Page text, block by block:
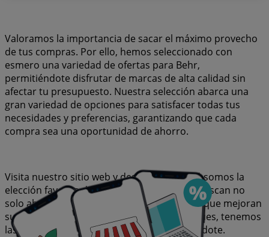
Valoramos la importancia de sacar el máximo provecho
de tus compras. Por ello, hemos seleccionado con
esmero una variedad de ofertas para Behr,
permitiéndote disfrutar de marcas de alta calidad sin
afectar tu presupuesto. Nuestra selección abarca una
gran variedad de opciones para satisfacer todas tus
necesidades y preferencias, garantizando que cada
compra sea una oportunidad de ahorro.
Visita nuestro sitio web y descubre por qué somos la
elección favorita de miles de usuarios que buscan no
solo ahorrar, sino también adquirir marcas que mejoran
su calidad de vida. Sea lo que sea que busques, tenemos
las mejores ofertas y promociones esperándote.